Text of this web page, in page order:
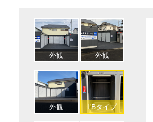
外観 外観
外観 LBタイプ